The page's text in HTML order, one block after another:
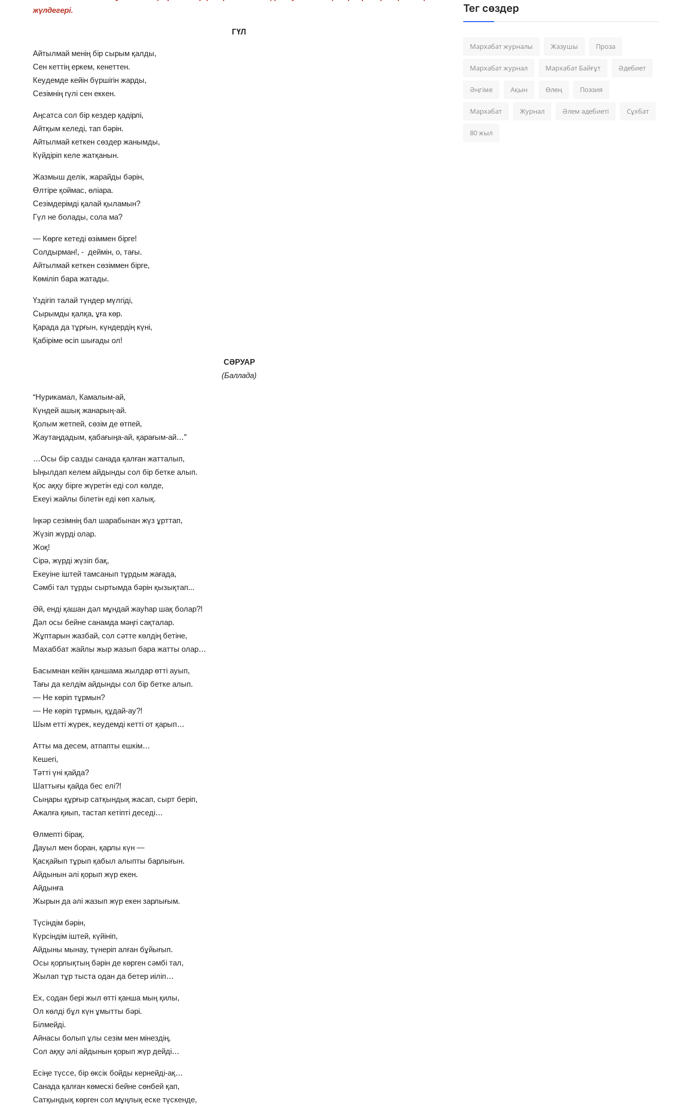
жүлдегері.
ГҮЛ
Айтылмай менің бір сырым қалды,
Сен кеттің еркем, кенеттен.
Кеудемде кейін бүршігін жарды,
Сезімнің гүлі сен еккен.
Аңсатса сол бір кездер қадірлі,
Айтқым келеді, тап бәрін.
Айтылмай кеткен сөздер жанымды,
Күйдіріп келе жатқанын.
Жазмыш делік, жарайды бәрін,
Өлтіре қоймас, өліара.
Сезімдерімді қалай қыламын?
Гүл не болады, сола ма?
— Көрге кетеді өзіммен бірге!
Солдырман!, - деймін, о, тағы.
Айтылмай кеткен сөзіммен бірге,
Көміліп бара жатады.
Үздігіп талай түндер мүлгіді,
Сырымды қалқа, ұға көр.
Қарада да тұрғын, күндердің күні,
Қабіріме өсіп шығады ол!
СӘРУАР
(Баллада)
“Нурикамал, Камалым-ай,
Күндей ашық жанарың-ай.
Қолым жетпей, сөзім де өтпей,
Жаутаңдадым, қабағыңа-ай, қарағым-ай…”
…Осы бір сазды санада қалған жатталып,
Ыңылдап келем айдынды сол бір бетке алып.
Қос аққу бірге жүретін еді сол көлде,
Екеуі жайлы білетін еді көп халық.
Іңкәр сезімнің бал шарабынан жүз ұрттап,
Жүзіп жүрді олар.
Жоқ!
Сірә, жүрді жүзіп бақ,
Екеуіне іштей тамсанып тұрдым жағада,
Сәмбі тал тұрды сыртымда бәрін қызықтап...
Әй, енді қашан дәл мұндай жауһар шақ болар?!
Дәл осы бейне санамда мәңгі сақталар.
Жұптарын жазбай, сол сәтте көлдің бетіне,
Махаббат жайлы жыр жазып бара жатты олар…
Басымнан кейін қаншама жылдар өтті ауып,
Тағы да келдім айдынды сол бір бетке алып.
— Не көріп тұрмын?
— Не көріп тұрмын, құдай-ау?!
Шым етті жүрек, кеудемді кетті от қарып…
Атты ма десем, атпапты ешкім…
Кешегі,
Тәтті үні қайда?
Шаттығы қайда бес елі?!
Сыңары құрғыр сатқындық жасап, сырт беріп,
Ажалға қиып, тастап кетіпті деседі…
Өлмепті бірақ.
Дауыл мен боран, қарлы күн —
Қасқайып тұрып қабыл алыпты барлығын.
Айдынын әлі қорып жүр екен.
Айдынға
Жырын да әлі жазып жүр екен зарлығым.
Түсіндім бәрін,
Күрсіндім іштей, күйініп,
Айдыны мынау, түнеріп алған бұйығып.
Осы қорлықтың бәрін де көрген сәмбі тал,
Жылап тұр тыста одан да бетер иіліп…
Ех, содан бері жыл өтті қанша мың қилы,
Ол көлді бұл күн ұмытты бәрі.
Білмейді.
Айнасы болып ұлы сезім мен мінездің,
Сол аққу әлі айдынын қорып жүр дейді…
Есіңе түссе, бір өксік бойды кернейді-ақ…
Санада қалған көмескі бейне сөнбей қап,
Сатқындық көрген сол мұңлық еске түскенде,
Тег сөздер
Мархабат журналы Жазушы Проза
Мархабат журнал Мархабат Байғұт Әдебиет
Әңгіме Ақын Өлең Поэзия
Мархабат Журнал Әлем әдебиеті Сұхбат
80 жыл